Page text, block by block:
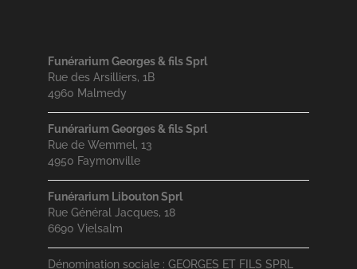
Funérarium Georges & fils Sprl
Rue des Arsilliers, 1B
4960 Malmedy
Funérarium Georges & fils Sprl
Rue de Wemmel, 13
4950 Faymonville
Funérarium Libouton Sprl
Rue Général Jacques, 18
6690 Vielsalm
Dénomination sociale : GEORGES ET FILS SPRL